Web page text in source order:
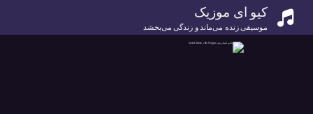
کیو ای موزیک
موسیقی زنده می‌ماند و زندگی می‌بخشد